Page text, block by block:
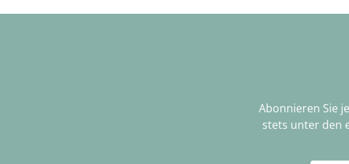
Abonnieren Sie
stets unter den